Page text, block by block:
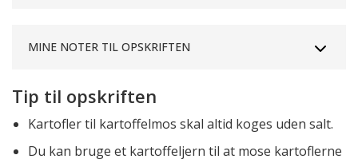
MINE NOTER TIL OPSKRIFTEN
Tip til opskriften
Kartofler til kartoffelmos skal altid koges uden salt.
Du kan bruge et kartoffeljern til at mose kartoflerne